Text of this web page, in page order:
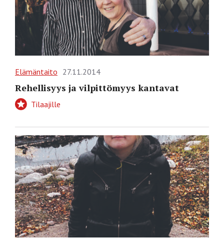
Elämäntaito 27.11.2014
Rehellisyys ja vilpittömyys kantavat
Tilaajille